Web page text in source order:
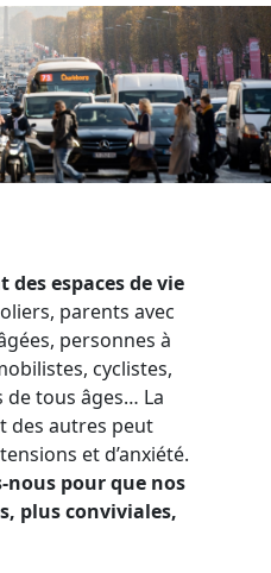
des espaces de vie
parents avec
personnes à
cyclistes,
tous âges… La
des autres peut
et d’anxiété.
nous pour que nos
plus conviviales,